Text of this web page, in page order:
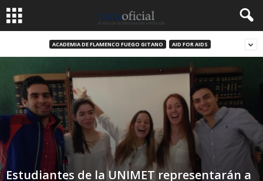
ACADEMIA DE FLAMENCO FUEGO GITANO AID FOR AIDS
Estudiantes de la UNIMET representarán a